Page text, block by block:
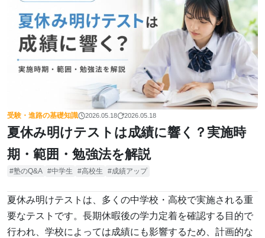
受験・進路の基礎知識 2026.05.18 2026.05.18
夏休み明けテストは成績に響く？実施時
期・範囲・勉強法を解説
塾のQ&A 中学生 高校生 成績アップ
夏休み明けテストは、多くの中学校・高校で実施される重
要なテストです。長期休暇後の学力定着を確認する目的で
行われ、学校によっては成績にも影響するため、計画的な